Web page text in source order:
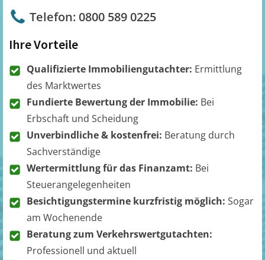
Telefon: 0800 589 0225
Ihre Vorteile
Qualifizierte Immobiliengutachter: Ermittlung
des Marktwertes
Fundierte Bewertung der Immobilie: Bei
Erbschaft und Scheidung
Unverbindliche & kostenfrei: Beratung durch
Sachverständige
Wertermittlung für das Finanzamt: Bei
Steuerangelegenheiten
Besichtigungstermine kurzfristig möglich: Sogar
am Wochenende
Beratung zum Verkehrswertgutachten:
Professionell und aktuell